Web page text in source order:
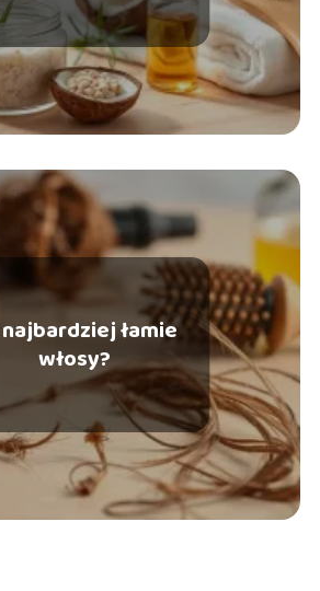
łamie
włosy?